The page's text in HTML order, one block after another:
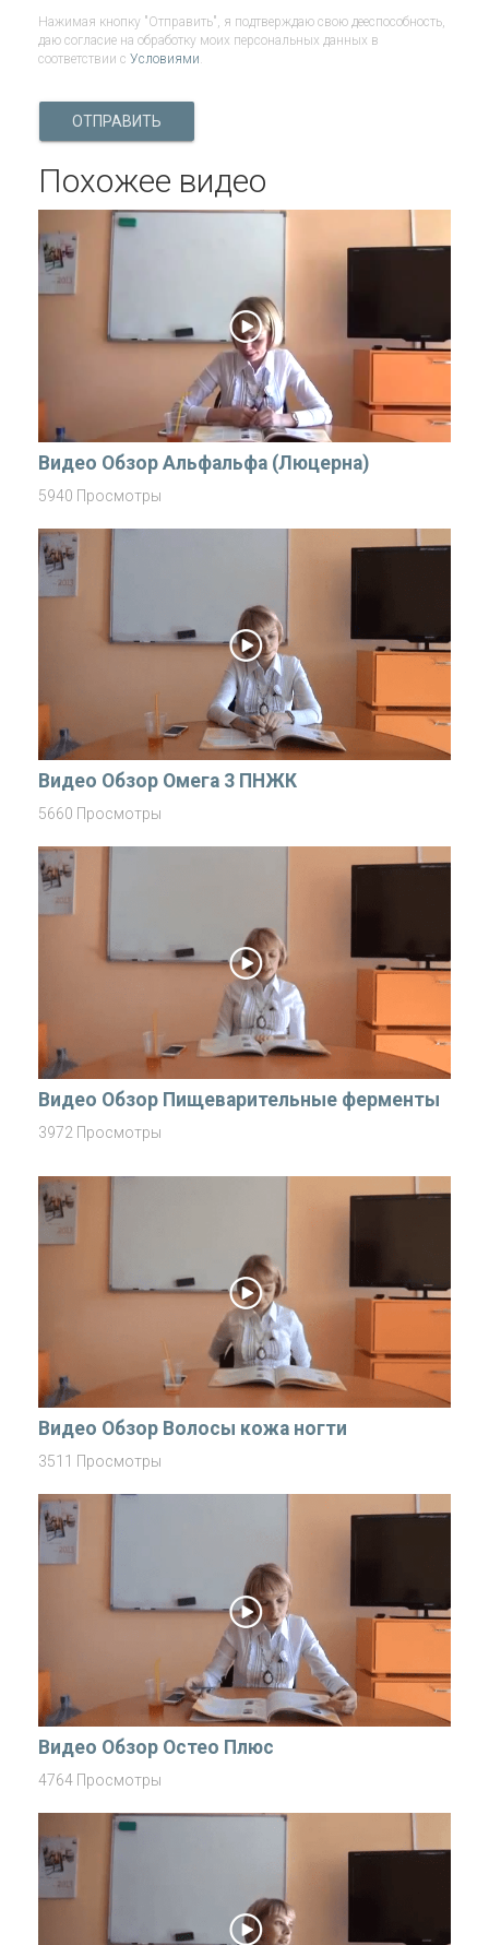
Нажимая кнопку "Отправить", я подтверждаю свою дееспособность,
даю согласие на обработку моих персональных данных в
соответствии с Условиями.
ОТПРАВИТЬ
Похожее видео
Видео Обзор Альфальфа (Люцерна)
5940 Просмотры
Видео Обзор Омега 3 ПНЖК
5660 Просмотры
Видео Обзор Пищеварительные ферменты
3972 Просмотры
Видео Обзор Волосы кожа ногти
3511 Просмотры
Видео Обзор Остео Плюс
4764 Просмотры